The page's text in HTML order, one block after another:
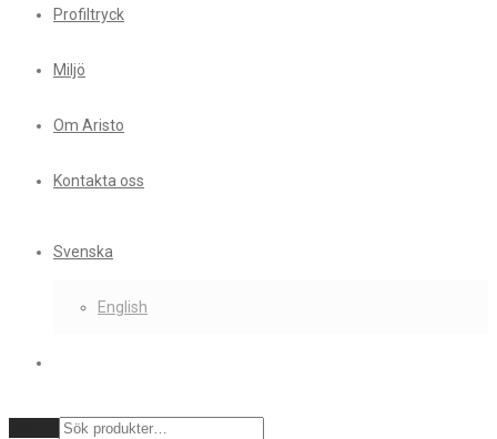
Profiltryck
Miljö
Om Aristo
Kontakta oss
Svenska
English